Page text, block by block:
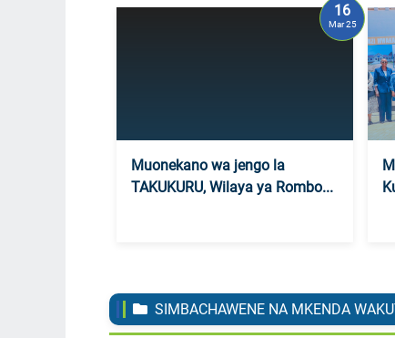
Muonekano wa jengo la
TAKUKURU, Wilaya ya Rombo...
16
Mar 25
SIMBACHAWENE NA MKENDA